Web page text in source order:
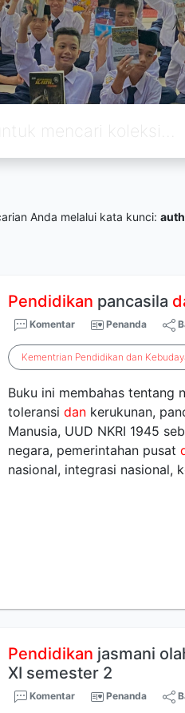
Anda melalui kata kunci:
Pendidikan pancasila
Komentar Penanda
Kementrian Pendidikan dan
Buku ini membahas tentang
toleransidan kerukunan,
Manusia, UUD NKRI 1945
negara, pemerintahan pusat
nasional, integrasi nasional,
Pendidikan jasmani
XI semester 2
Komentar Penanda